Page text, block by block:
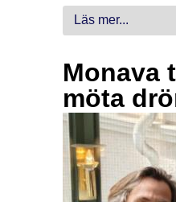
Läs mer...
Monava
möta